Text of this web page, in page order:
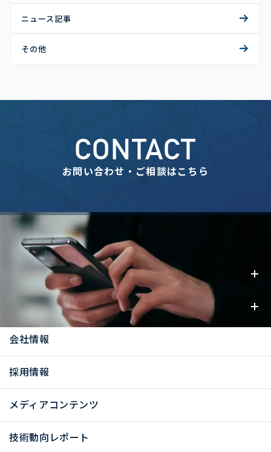
ニュース記事
その他
CONTACT
お問い合わせ・ご相談はこちら
事業内容
お知らせ
会社情報
採用情報
メディアコンテンツ
技術動向レポート